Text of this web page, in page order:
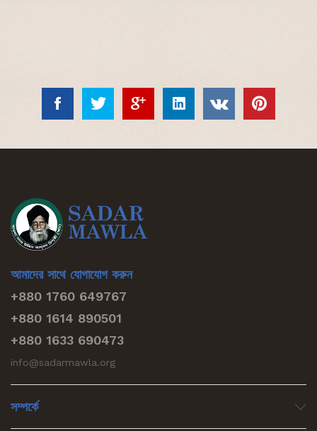
আমাদের সাথে যোগাযোগ করুন
+880 1760 649767
+880 1614 890501
+880 1633 690473
info@sadarmawla.org
সম্পর্কে